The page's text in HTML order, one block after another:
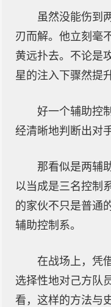
虽然没能伤到
刃而解。他立刻毫
黄远扑去。不论是
星的注入下骤然提升
好一个辅助控
经清晰地判断出对
那看似是两辅
以当成是三名控制
的家伙不只是普通
辅助控制系。
在战场上，凭
选择性地对己方队
看，这样的方法与